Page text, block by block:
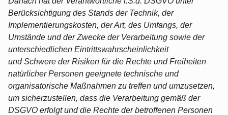
Berücksichtigung des Stands der Technik, der
Implementierungskosten, der Art, des Umfangs, der
Umstände und der Zwecke der Verarbeitung sowie der
unterschiedlichen Eintrittswahrscheinlichkeit
und Schwere der Risiken für die Rechte und Freiheiten
natürlicher Personen geeignete technische und
organisatorische Maßnahmen zu treffen und umzusetzen,
um sicherzustellen, dass die Verarbeitung gemäß der
DSGVO erfolgt und die Rechte der betroffenen Personen